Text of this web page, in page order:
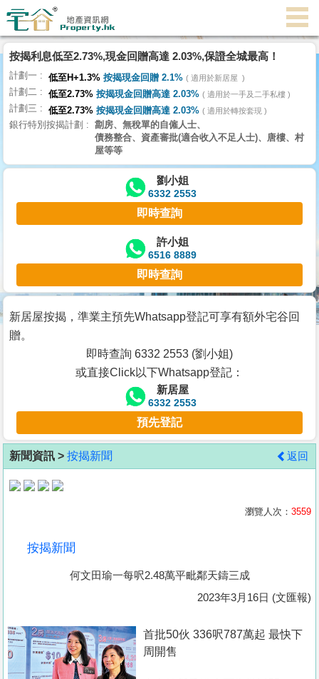
代
理
主
頁
搵
樓/
交
業
主
宅
谷
按
客
地
產
置
業
按揭利息低至2.73%,現金回贈高達 2.03%,保證全城最高！
計劃一 低至H+1.3% 按揭現金回贈 2.1% 適用於新居屋
計劃二 低至2.73% 按揭現金回贈高達 2.03% 適用於一手及二手私樓
計劃三 低至2.73% 按揭現金回贈高達 2.03% 適用於轉按套現
銀行特別按揭計劃
劏房、無稅單的自僱人士、
債務整合、資產審批(適合收入不足人士)、唐樓、村
屋等等
劉小姐
6332 2553
即時查詢
許小姐
6516 8889
即時查詢
新居屋按揭，準業主預先Whatsapp登記可享有額外宅谷回
贈。
即時查詢 6332 2553 (劉小姐)
或直接Click以下Whatsapp登記：
新居屋
6332 2553
預先登記
新聞資訊 > 按揭新聞 返回
瀏覽人次： 3559
按揭新聞
何文田瑜一每呎2.48萬平毗鄰天鑄三成
2023年3月16日 (文匯報)
首批50伙 336呎787萬起 最快下
周開售